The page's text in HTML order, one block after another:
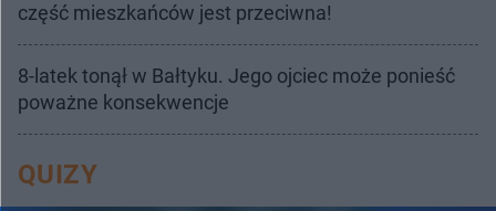
część mieszkańców jest przeciwna!
8-latek tonął w Bałtyku. Jego ojciec może ponieść
poważne konsekwencje
QUIZY